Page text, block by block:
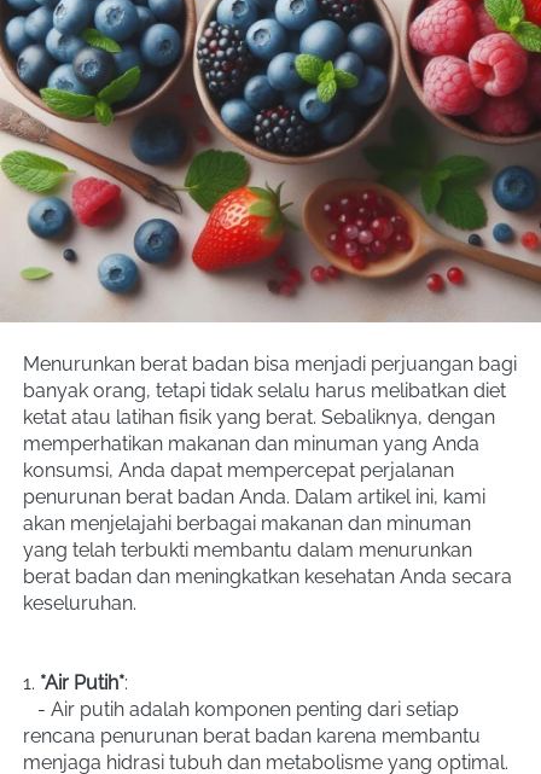
Menurunkan berat badan bisa menjadi perjuangan bagi
banyak orang, tetapi tidak selalu harus melibatkan diet
ketat atau latihan fisik yang berat. Sebaliknya, dengan
memperhatikan makanan dan minuman yang Anda
konsumsi, Anda dapat mempercepat perjalanan
penurunan berat badan Anda. Dalam artikel ini, kami
akan menjelajahi berbagai makanan dan minuman
yang telah terbukti membantu dalam menurunkan
berat badan dan meningkatkan kesehatan Anda secara
keseluruhan.
1. *Air Putih*:
rencana penurunan berat badan karena membantu
menjaga hidrasi tubuh dan metabolisme yang optimal.